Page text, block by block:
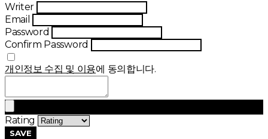
Writer
Email
Password
Confirm Password
개인정보 수집 및 이용에 동의합니다.
Rating
SAVE